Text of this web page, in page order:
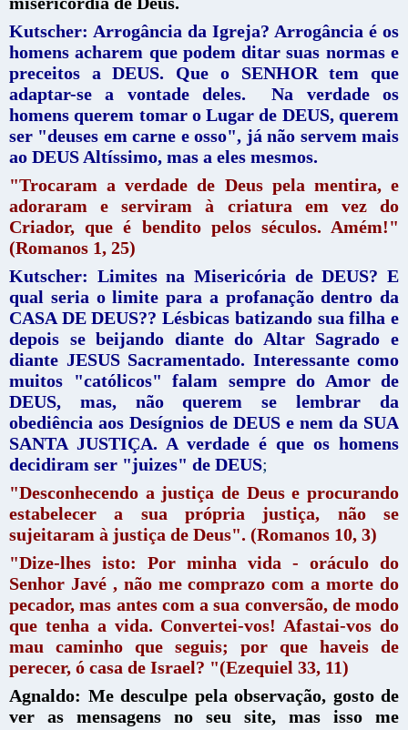
Kutscher: Arrogância da Igreja? Arrogância é os
homens acharem que podem ditar suas normas e
preceitos a DEUS. Que o SENHOR tem que
adaptar-se a vontade deles. Na verdade os
homens querem tomar o Lugar de DEUS, querem
ser "deuses em carne e osso", já não servem mais
ao DEUS Altíssimo, mas a eles mesmos.
"Trocaram a verdade de Deus pela mentira, e
adoraram e serviram à criatura em vez do
Criador, que é bendito pelos séculos. Amém!"
(Romanos 1, 25)
Kutscher: Limites na Misericória de DEUS? E
qual seria o limite para a profanação dentro da
CASA DE DEUS?? Lésbicas batizando sua filha e
depois se beijando diante do Altar Sagrado e
diante JESUS Sacramentado. Interessante como
muitos "católicos" falam sempre do Amor de
DEUS, mas, não querem se lembrar da
obediência aos Desígnios de DEUS e nem da SUA
SANTA JUSTIÇA. A verdade é que os homens
decidiram ser "juizes" de DEUS;
"Desconhecendo a justiça de Deus e procurando
estabelecer a sua própria justiça, não se
sujeitaram à justiça de Deus". (Romanos 10, 3)
"Dize-lhes isto: Por minha vida - oráculo do
Senhor Javé , não me comprazo com a morte do
pecador, mas antes com a sua conversão, de modo
que tenha a vida. Convertei-vos! Afastai-vos do
mau caminho que seguis; por que haveis de
perecer, ó casa de Israel? "(Ezequiel 33, 11)
Agnaldo: Me desculpe pela observação, gosto de
ver as mensagens no seu site, mas isso me